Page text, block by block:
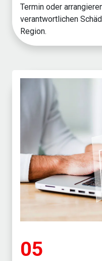
Termin oder
verantwortlichen
Region.
05